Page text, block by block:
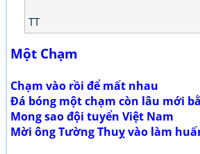
TT
Một Chạm
Chạm vào rồi để mất nhau
Đá bóng một chạm còn lâu mới
Mong sao đội tuyển Việt Nam
Mời ông Tường Thuỵ vào làm